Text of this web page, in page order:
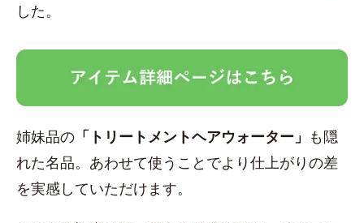
した。
姉妹品の 「トリートメントヘアウォーター」 も隠
れた名品。あわせて使うことでより仕上がりの差
を実感していただけます。